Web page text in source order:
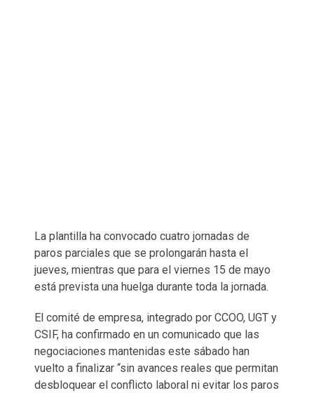
La plantilla ha convocado cuatro jornadas de
paros parciales que se prolongarán hasta el
jueves, mientras que para el viernes 15 de mayo
está prevista una huelga durante toda la jornada.
El comité de empresa, integrado por CCOO, UGT y
CSIF, ha confirmado en un comunicado que las
negociaciones mantenidas este sábado han
vuelto a finalizar “sin avances reales que permitan
desbloquear el conflicto laboral ni evitar los paros